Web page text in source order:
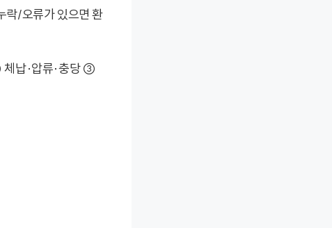
락/오류가 있으면 환
체납·압류·충당 ③